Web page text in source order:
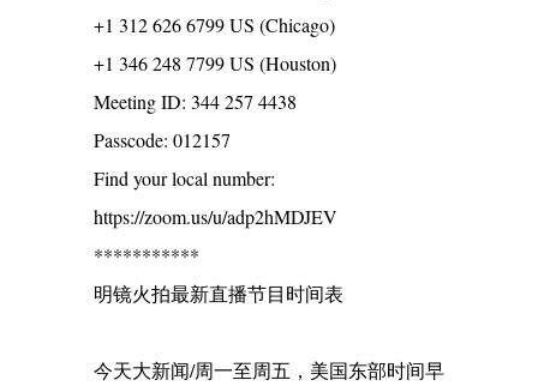
+1 312 626 6799 US (Chicago)
+1 346 248 7799 US (Houston)
Meeting ID: 344 257 4438
Passcode: 012157
Find your local number:
https://zoom.us/u/adp2hMDJEV
***********
明镜火拍最新直播节目时间表
今天大新闻/周一至周五，美国东部时间早